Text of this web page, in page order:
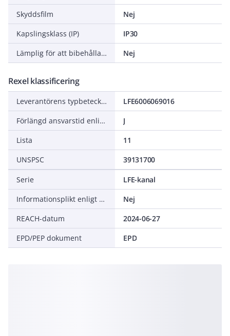
Skyddsfilm
Nej
Kapslingsklass (IP)
IP30
Lämplig för att bibehålla elektrisk funktionalitet (Circuit integrity) vid brand
Nej
Rexel klassificering
Leverantörens typbeteckning
LFE6006069016
Förlängd ansvarstid enligt ALEM-09
J
Lista
11
UNSPSC
39131700
Serie
LFE-kanal
Informationsplikt enligt REACH
Nej
REACH-datum
2024-06-27
EPD/PEP dokument
EPD